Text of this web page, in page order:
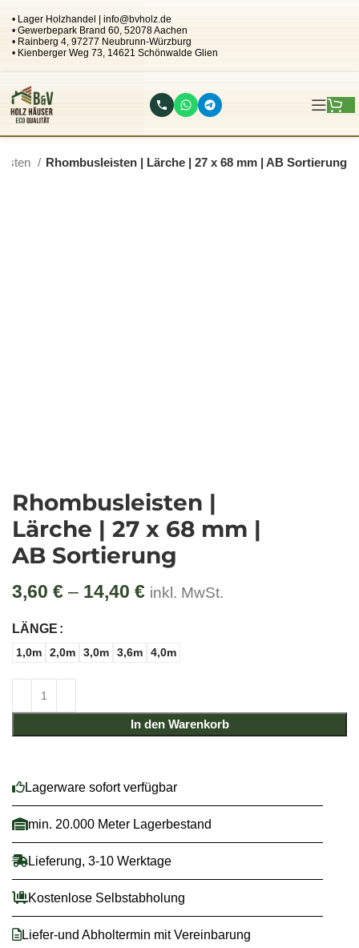
• Lager Holzhandel | info@bvholz.de
• Gewerbepark Brand 60, 52078 Aachen
• Rainberg 4, 97277 Neubrunn-Würzburg
• Kienberger Weg 73, 14621 Schönwalde Glien
Rhombusleisten | Lärche | 27 x 68 mm | AB Sortierung
Rhombusleisten |
Lärche | 27 x 68 mm |
AB Sortierung
3,60 € – 14,40 € Preisspanne: 3,60 €
inkl. MwSt.
LÄNGE
1,0m 2,0m 3,0m 3,6m 4,0m
In den Warenkorb
Lagerware sofort verfügbar
min. 20.000 Meter Lagerbestand
Lieferung, 3-10 Werktage
Kostenlose Selbstabholung
Liefer-und Abholtermin mit Vereinbarung